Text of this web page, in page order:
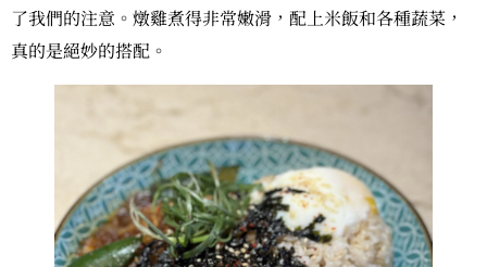
了我們的注意。燉雞煮得非常嫩滑，配上米飯和各種蔬菜，
真的是絕妙的搭配。